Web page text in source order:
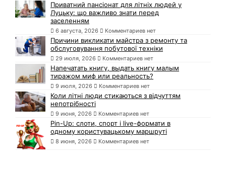
Приватний пансіонат для літніх людей у
Луцьку: що важливо знати перед
заселенням
6 августа, 2026 Комментариев нет
Причини викликати майстра з ремонту та
обслуговування побутової техніки
29 июля, 2026 Комментариев нет
Напечатать книгу, выдать книгу малым
тиражом миф или реальность?
9 июля, 2026 Комментариев нет
Коли літні люди стикаються з відчуттям
непотрібності
9 июня, 2026 Комментариев нет
Pin-Up: слоти, спорт і live-формати в
одному користувацькому маршруті
8 июня, 2026 Комментариев нет